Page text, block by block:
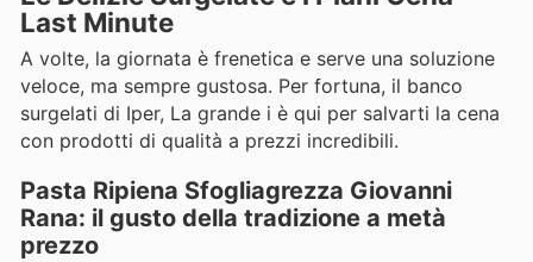
Last Minute
A volte, la giornata è frenetica e serve una soluzione
veloce, ma sempre gustosa. Per fortuna, il banco
surgelati di Iper, La grande i è qui per salvarti la cena
con prodotti di qualità a prezzi incredibili.
Pasta Ripiena Sfogliagrezza Giovanni
Rana: il gusto della tradizione a metà
prezzo